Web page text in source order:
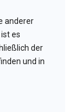
anderer
es
der
und in